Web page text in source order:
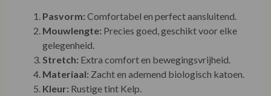
Pasvorm: Comfortabel en perfect aansluitend.
Mouwlengte: Precies goed, geschikt voor elke
gelegenheid.
Stretch: Extra comfort en bewegingsvrijheid.
Materiaal: Zacht en ademend biologisch katoen.
Kleur: Rustige tint Kelp.